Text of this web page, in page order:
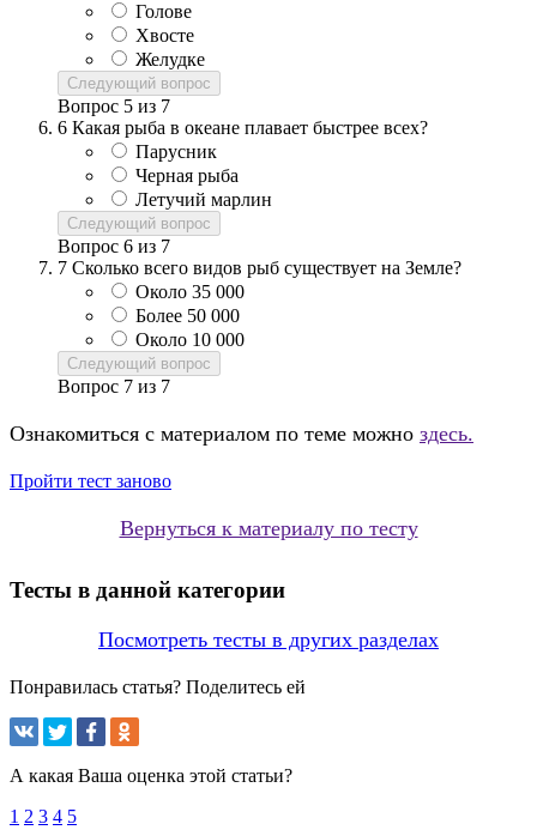
Голове
Хвосте
Желудке
Следующий вопрос
Вопрос 5 из 7
6 Какая рыба в океане плавает быстрее всех?
Парусник
Черная рыба
Летучий марлин
Следующий вопрос
Вопрос 6 из 7
7 Сколько всего видов рыб существует на Земле?
Около 35 000
Более 50 000
Около 10 000
Следующий вопрос
Вопрос 7 из 7
Ознакомиться с материалом по теме можно здесь.
Пройти тест заново
Вернуться к материалу по тесту
Тесты в данной категории
Посмотреть тесты в других разделах
Понравилась статья? Поделитесь ей
А какая Ваша оценка этой статьи?
1 2 3 4 5